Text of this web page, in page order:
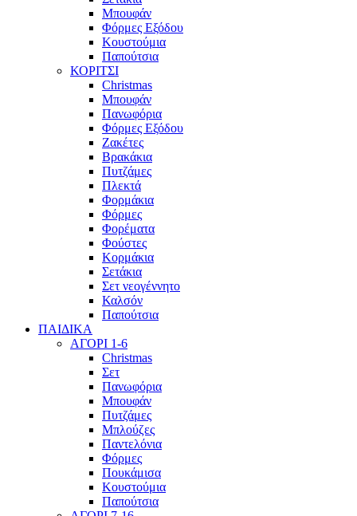
Μπουφάν
Φόρμες Εξόδου
Κουστούμια
Παπούτσια
ΚΟΡΙΤΣΙ
Christmas
Μπουφάν
Πανωφόρια
Φόρμες Εξόδου
Ζακέτες
Βρακάκια
Πυτζάμες
Πλεκτά
Φορμάκια
Φόρμες
Φορέματα
Φούστες
Κορμάκια
Σετάκια
Σετ νεογέννητο
Καλσόν
Παπούτσια
ΠΑΙΔΙΚΑ
ΑΓΟΡΙ 1-6
Christmas
Σετ
Πανωφόρια
Μπουφάν
Πυτζάμες
Μπλούζες
Παντελόνια
Φόρμες
Πουκάμισα
Κουστούμια
Παπούτσια